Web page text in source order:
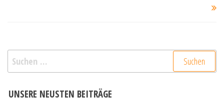
Suchen
nach:
UNSERE NEUSTEN BEITRÄGE